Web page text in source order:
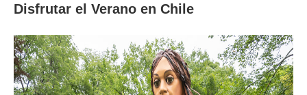
Disfrutar el Verano en Chile